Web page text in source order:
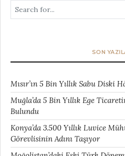
SON
Mısır’ın 5 Bin Yıllık Sabu Diski
Muğla’da 5 Bin Yıllık Ege
Bulundu
Konya’da 3.500 Yıllık Luvice
Görevlisinin Adını Taşıyor